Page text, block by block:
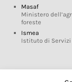
Masaf
Ministero
foreste
Ismea
Istituto di Servizi